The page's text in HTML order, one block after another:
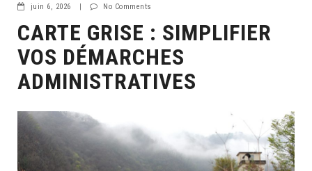
juin 6, 2026 | No Comments
CARTE GRISE : SIMPLIFIER
VOS DÉMARCHES
ADMINISTRATIVES